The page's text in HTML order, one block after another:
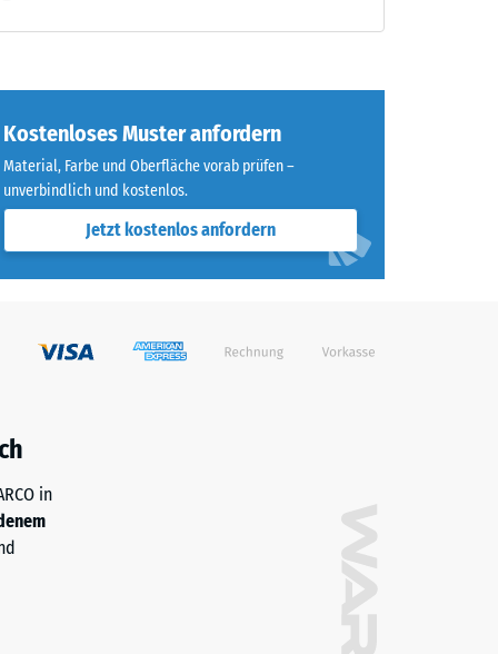
(BS 7188)
Kostenloses Muster anfordern
Material, Farbe und Oberfläche vorab prüfen –
unverbindlich und kostenlos.
Jetzt kostenlos anfordern
in